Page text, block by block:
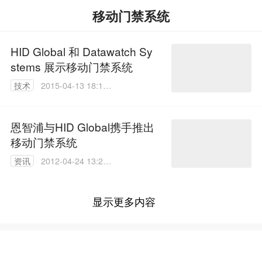
移动门禁系统
HID Global 和 Datawatch Sy
stems 展示移动门禁系统
技术
2015-04-13 18:10:
恩智浦与HID Global携手推出
移动门禁系统
资讯
2012-04-24 13:20:
显示更多内容